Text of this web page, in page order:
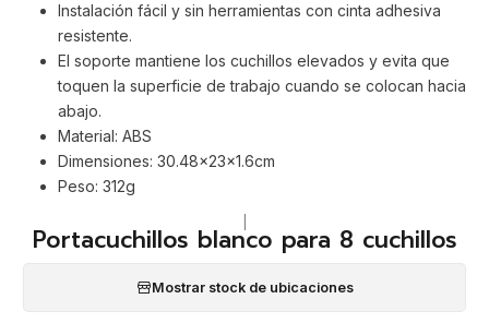
Instalación fácil y sin herramientas con cinta adhesiva
resistente.
El soporte mantiene los cuchillos elevados y evita que
toquen la superficie de trabajo cuando se colocan hacia
abajo.
Material: ABS
Dimensiones: 30.48x23x1.6cm
Peso: 312g
Portacuchillos blanco para 8 cuchillos
Mostrar stock de ubicaciones